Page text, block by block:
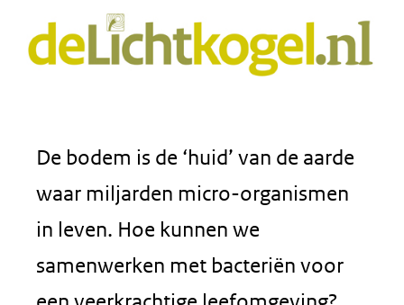
De bodem is de ‘huid’ van de aarde
waar miljarden micro-organismen
in leven. Hoe kunnen we
samenwerken met bacteriën voor